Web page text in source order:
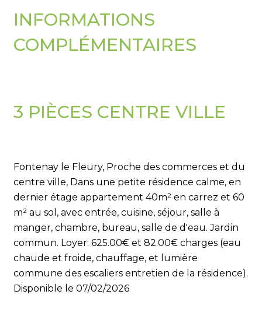
INFORMATIONS
COMPLÉMENTAIRES
3 PIÈCES CENTRE VILLE
Fontenay le Fleury, Proche des commerces et du
centre ville, Dans une petite résidence calme, en
dernier étage appartement 40m² en carrez et 60
m² au sol, avec entrée, cuisine, séjour, salle à
manger, chambre, bureau, salle de d'eau. Jardin
commun. Loyer: 625.00€ et 82.00€ charges (eau
chaude et froide, chauffage, et lumière
commune des escaliers entretien de la résidence).
Disponible le 07/02/2026